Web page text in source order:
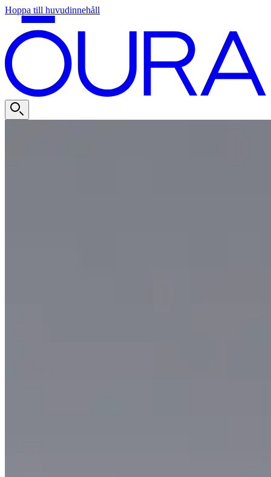
Hoppa till huvudinnehåll